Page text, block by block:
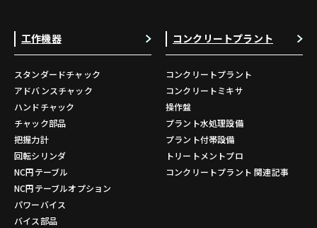
工作機器
スタンダードチャック
アドバンスチャック
ハンドチャック
チャック部品
把握力計
回転シリンダ
NC円テーブル
NC円テーブルオプション
パワーバイス
バイス部品
コンクリートプラント
コンクリートプラント
コンクリートミキサ
操作盤
プラント水処理設備
プラント付帯設備
トリートメントプロ
コンクリートプラント 関連記事